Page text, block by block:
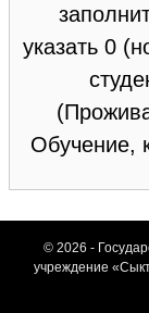
указать 0
Обучение,
© 2026 -
учреждение